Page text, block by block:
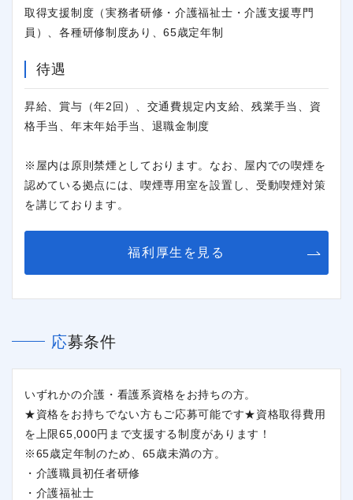
取得支援制度（実務者研修・介護福祉士・介護支援専門
員）、各種研修制度あり、65歳定年制
待遇
昇給、賞与（年2回）、交通費規定内支給、残業手当、資
格手当、年末年始手当、退職金制度
※屋内は原則禁煙としております。なお、屋内での喫煙を
認めている拠点には、喫煙専用室を設置し、受動喫煙対策
を講じております。
福利厚生を見る
応募条件
いずれかの介護・看護系資格をお持ちの方。
★資格をお持ちでない方もご応募可能です★資格取得費用
を上限65,000円まで支援する制度があります！
※65歳定年制のため、65歳未満の方。
・介護職員初任者研修
・介護福祉士